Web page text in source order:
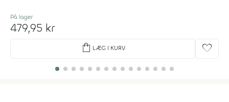
På lager
479,95 kr
shopping_bag LÆG I KURV favorite